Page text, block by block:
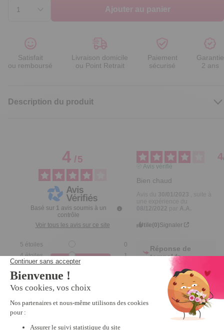
Ajouter au panier
Satisfait
ou remboursé
Livraison domicile
ou Point Retrait
Paiement
sécurisé
Garantie
2 ans
Description du produit
4/5
Basé sur 1 avis soumis à un
contrôle
Voir tous les avis sur ce site
5 étoiles
0
4étoiles
1
3étoiles
2étoiles
1 étoile
Trier les avis
4
Avis vérifié
Bien chaud
30/01/2023
08/12/2022
A.A.
Utile(0)Signaler
Réponse de
tempsl.fr
Bonjour
FRANCOISE,
Merci de
nous avoir
partagé votre
ressenti vis-
à-vis du